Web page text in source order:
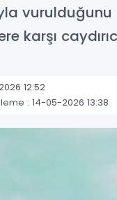
karşı
12:52
: 14-05-2026 13:38